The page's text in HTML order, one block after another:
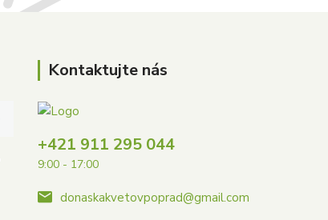
Kontaktujte nás
+421 911 295 044
9:00 - 17:00
donaskakvetovpoprad@gmail.com